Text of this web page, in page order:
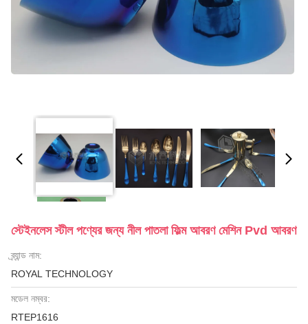
স্টেইনলেস স্টীল পণ্যের জন্য নীল পাতলা ফিল্ম আবরণ মেশিন Pvd আবরণ
ব্র্যান্ড নাম:
ROYAL TECHNOLOGY
মডেল নম্বর:
RTEP1616